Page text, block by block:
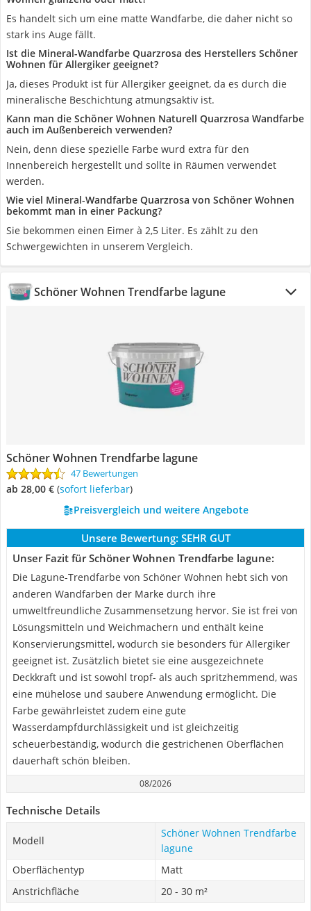
Es handelt sich um eine matte Wandfarbe, die daher nicht so
stark ins Auge fällt.
Ist die Mineral-Wandfarbe Quarzrosa des Herstellers Schöner
Wohnen für Allergiker geeignet?
Ja, dieses Produkt ist für Allergiker geeignet, da es durch die
mineralische Beschichtung atmungsaktiv ist.
Kann man die Schöner Wohnen Naturell Quarzrosa Wandfarbe
auch im Außenbereich verwenden?
Nein, denn diese spezielle Farbe wurd extra für den
Innenbereich hergestellt und sollte in Räumen verwendet
werden.
Wie viel Mineral-Wandfarbe Quarzrosa von Schöner Wohnen
bekommt man in einer Packung?
Sie bekommen einen Eimer à 2,5 Liter. Es zählt zu den
Schwergewichten in unserem Vergleich.
Schöner Wohnen Trendfarbe lagune
Schöner Wohnen Trendfarbe lagune
47 Bewertungen
ab 28,00 € ( Sofort lieferbar)
Preisvergleich und weitere Angebote
Unsere Bewertung: SEHR GUT
Unser Fazit für Schöner Wohnen Trendfarbe lagune:
Die Lagune-Trendfarbe von Schöner Wohnen hebt sich von
anderen Wandfarben der Marke durch ihre
umweltfreundliche Zusammensetzung hervor. Sie ist frei von
Lösungsmitteln und Weichmachern und enthält keine
Konservierungsmittel, wodurch sie besonders für Allergiker
geeignet ist. Zusätzlich bietet sie eine ausgezeichnete
Deckkraft und ist sowohl tropf- als auch spritzhemmend, was
eine mühelose und saubere Anwendung ermöglicht. Die
Farbe gewährleistet zudem eine gute
Wasserdampfdurchlässigkeit und ist gleichzeitig
scheuerbeständig, wodurch die gestrichenen Oberflächen
dauerhaft schön bleiben.
08/2026
Technische Details
Modell
Schöner Wohnen Trendfarbe
lagune
Oberflächentyp
Matt
Anstrichfläche
20 - 30 m²